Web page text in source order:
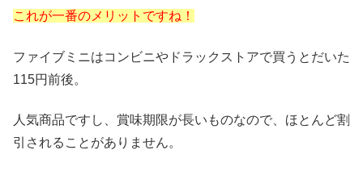
これが一番のメリットですね！
ファイブミニはコンビニやドラックストアで買うとだいた
115円前後。
人気商品ですし、賞味期限が長いものなので、ほとんど割
引されることがありません。